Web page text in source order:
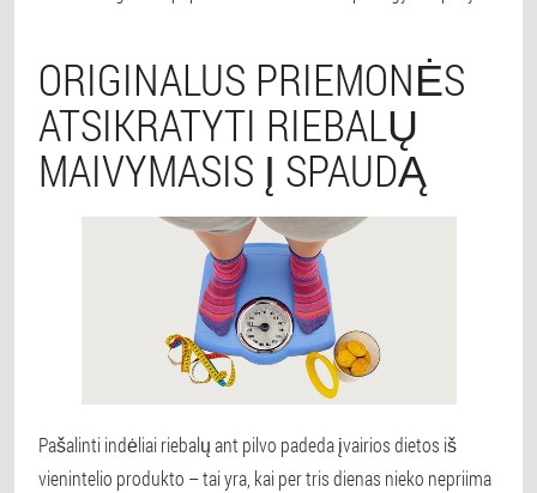
ORIGINALUS PRIEMONĖS
ATSIKRATYTI RIEBALŲ
MAIVYMASIS Į SPAUDĄ
Pašalinti indėliai riebalų ant pilvo padeda įvairios dietos iš
vienintelio produkto – tai yra, kai per tris dienas nieko nepriima